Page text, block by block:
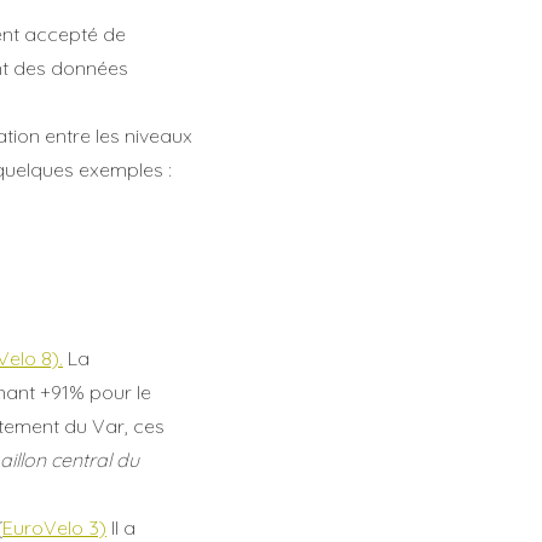
accepté de
des données
entre les niveaux
exemples :
8). La
+91% pour le
du Var, ces
central du
EuroVelo 3) Il a